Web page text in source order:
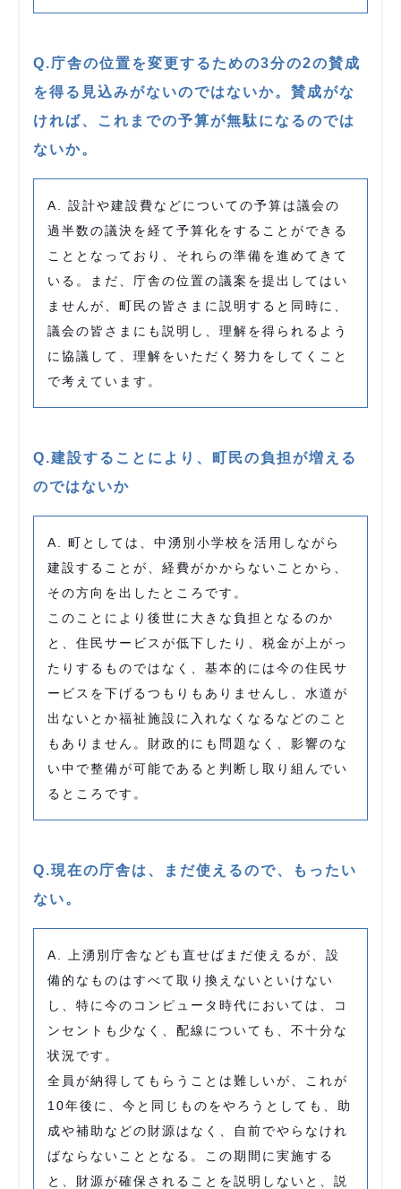
Q.庁舎の位置を変更するための3分の2の賛成
を得る見込みがないのではないか。賛成がな
ければ、これまでの予算が無駄になるのでは
ないか。
A. 設計や建設費などについての予算は議会の
過半数の議決を経て予算化をすることができる
こととなっており、それらの準備を進めてきて
いる。まだ、庁舎の位置の議案を提出してはい
ませんが、町民の皆さまに説明すると同時に、
議会の皆さまにも説明し、理解を得られるよう
に協議して、理解をいただく努力をしてくこと
で考えています。
Q.建設することにより、町民の負担が増える
のではないか
A. 町としては、中湧別小学校を活用しながら
建設することが、経費がかからないことから、
その方向を出したところです。
このことにより後世に大きな負担となるのか
と、住民サービスが低下したり、税金が上がっ
たりするものではなく、基本的には今の住民サ
ービスを下げるつもりもありませんし、水道が
出ないとか福祉施設に入れなくなるなどのこと
もありません。財政的にも問題なく、影響のな
い中で整備が可能であると判断し取り組んでい
るところです。
Q.現在の庁舎は、まだ使えるので、もったい
ない。
A. 上湧別庁舎なども直せばまだ使えるが、設
備的なものはすべて取り換えないといけない
し、特に今のコンピュータ時代においては、コ
ンセントも少なく、配線についても、不十分な
状況です。
全員が納得してもらうことは難しいが、これが
10年後に、今と同じものをやろうとしても、助
成や補助などの財源はなく、自前でやらなけれ
ばならないこととなる。この期間に実施する
と、財源が確保されることを説明しないと、説